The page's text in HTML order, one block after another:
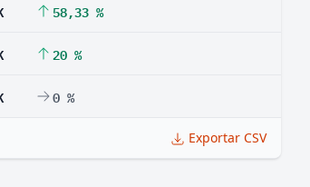
58,33 %
20 %
0 %
Exportar CSV